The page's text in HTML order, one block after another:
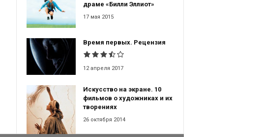
драме «Билли Эллиот»
17 мая 2015
Время первых. Рецензия
12 апреля 2017
Искусство на экране. 10
фильмов о художниках и их
творениях
26 октября 2014